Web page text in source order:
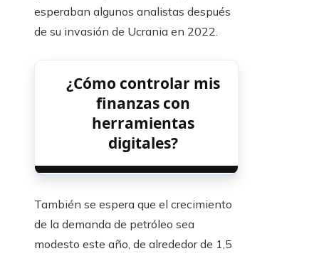
esperaban algunos analistas después
de su invasión de Ucrania en 2022.
¿Cómo controlar mis
finanzas con
herramientas
digitales?
También se espera que el crecimiento
de la demanda de petróleo sea
modesto este año, de alrededor de 1,5